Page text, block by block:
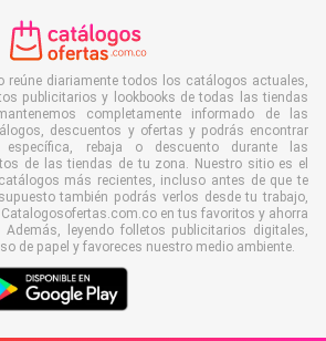
reúne diariamente todos los catálogos actuales,
publicitarios y lookbooks de todas las tiendas
completamente informado de las
descuentos y ofertas y podrás encontrar
rebaja o descuento durante las
de las tiendas de tu zona. Nuestro sitio es el
más recientes, incluso antes de que te
también podrás verlos desde tu trabajo,
en tus favoritos y ahorra
leyendo folletos publicitarios digitales,
de papel y favoreces nuestro medio ambiente.